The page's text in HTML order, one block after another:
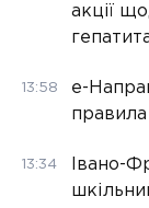
акції
13:58
е-
13:34
Івано-